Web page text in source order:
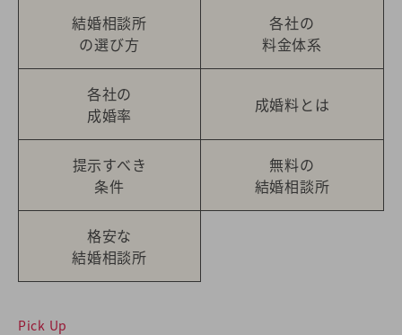
結婚相談所
の選び方
各社の
料金体系
各社の
成婚率
成婚料とは
提示すべき
条件
無料の
結婚相談所
格安な
結婚相談所
Pick Up